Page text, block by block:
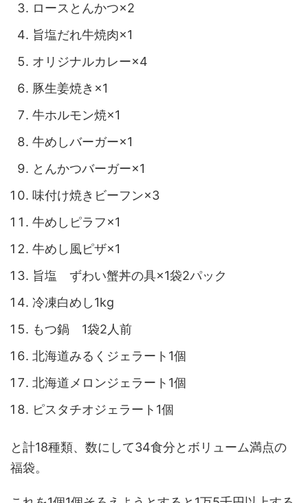
ロースとんかつ×2
旨塩だれ牛焼肉×1
オリジナルカレー×4
豚生姜焼き×1
牛ホルモン焼×1
牛めしバーガー×1
とんかつバーガー×1
味付け焼きビーフン×3
牛めしピラフ×1
牛めし風ピザ×1
旨塩 ずわい蟹丼の具×1袋2パック
冷凍白めし1kg
もつ鍋 1袋2人前
北海道みるくジェラート1個
北海道メロンジェラート1個
ピスタチオジェラート1個
と計18種類、数にして34食分とボリューム満点の
福袋。